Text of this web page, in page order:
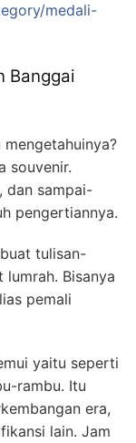
medali-
Banggai
souvenir.
dan sampai-
pengertiannya.
tulisan-
Bisanya
pemali
yaitu seperti
rambu. Itu
era,
lain. Jam